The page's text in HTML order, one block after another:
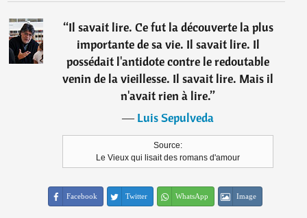
“Il savait lire. Ce fut la découverte la plus
importante de sa vie. Il savait lire. Il
possédait l'antidote contre le redoutable
venin de la vieillesse. Il savait lire. Mais il
n'avait rien à lire.”
―Luis Sepulveda
Source:
Le Vieux qui lisait des romans d'amour
Facebook Twitter WhatsApp Image